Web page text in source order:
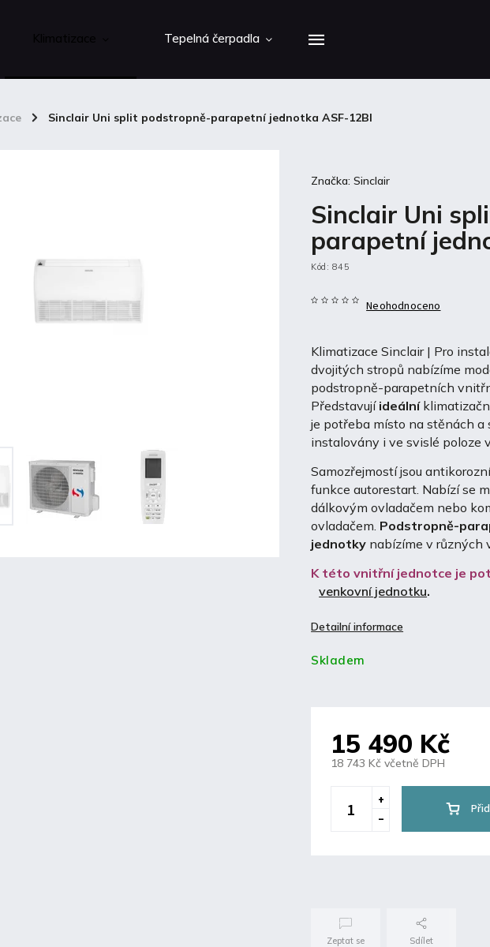
Tepelná čerpadla
/ Sinclair Uni split podstropně-parapetní jednotka ASF-12BI
Sinclair Uni
parapetní
Kód: 845
Neohodnoceno
Klimatizace Sinclair | Pro
dvojitých stropů nabízíme
podstropně-parapetních
Představujíideální
je potřeba místo na stěnách a
instalovány i ve svislé poloze
Samozřejmostí jsou
funkce autorestart. Nabízí se
dálkovým ovladačem nebo
ovladačem. Podstropně-
jednotky nabízíme v různých
K této vnitřní jednotce je
venkovní jednotku.
Detailní informace
Značka:Sinclair
Skladem
15 490 Kč
18 743 Kč včetně DPH
Zeptat se Sdílet